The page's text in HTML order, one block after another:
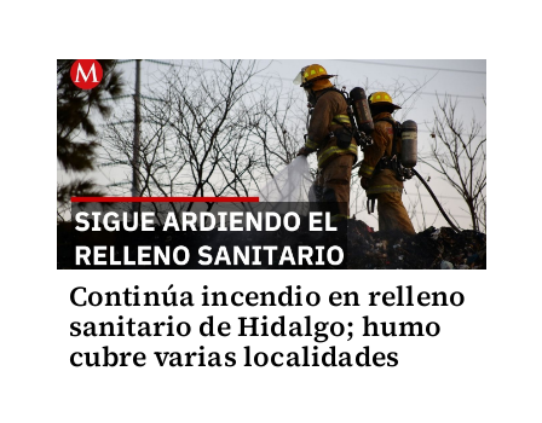
Continúa incendio en relleno
sanitario de Hidalgo; humo
cubre varias localidades